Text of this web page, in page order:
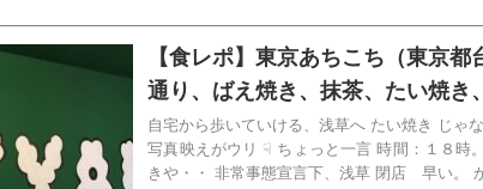
【食レポ】東京あちこち（東京
通り、ばえ焼き、抹茶、たい焼き
自宅から歩いていける、浅草へ たい焼き じゃ
写真映えがウリ ☟ ちょっと一言 時間：１８時。カフェでも入ろうかと思い
き